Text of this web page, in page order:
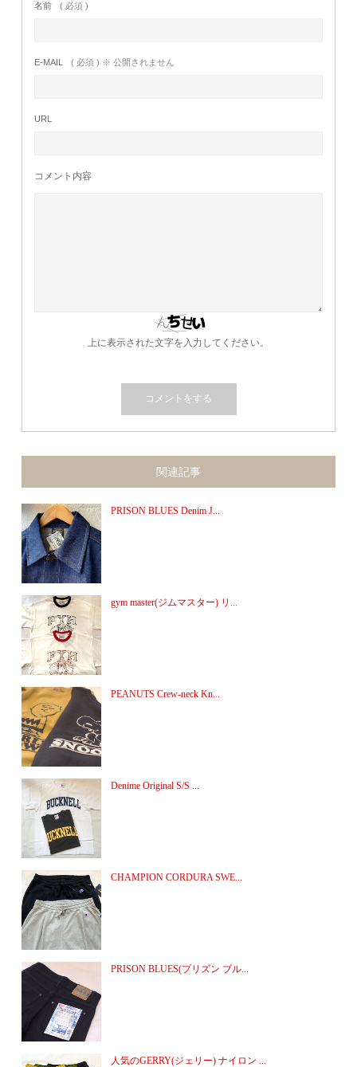
名前 ( 必須 )
E-MAIL ( 必須 ) ※ 公開されません
URL
コメント内容
上に表示された文字を入力してください。
関連記事
PRISON BLUES Denim J...
gym master(ジムマスター) リ...
PEANUTS Crew-neck Kn...
Denime Original S/S ...
CHAMPION CORDURA SWE...
PRISON BLUES(プリズン ブル...
人気のGERRY(ジェリー) ナイロン ...